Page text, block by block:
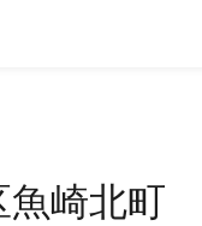
崎北町